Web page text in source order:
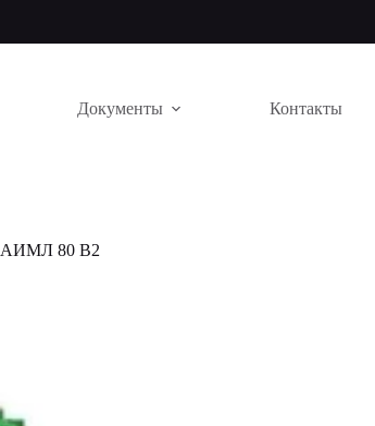
Документы Контакты
АИМЛ 80 В2